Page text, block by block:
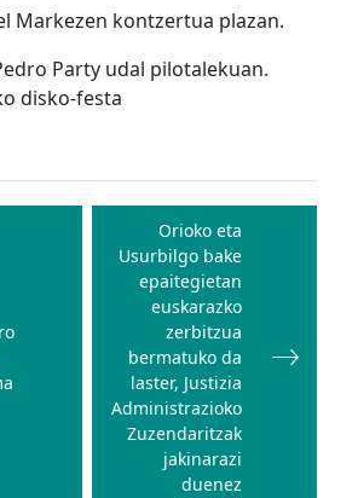
Markezen kontzertua plazan.
Party udal pilotalekuan.
disko-festa
Orioko eta
Usurbilgo bake
epaitegietan
euskarazko
zerbitzua
bermatuko da
laster, Justizia
Administrazioko
Zuzendaritzak
jakinarazi
duenez